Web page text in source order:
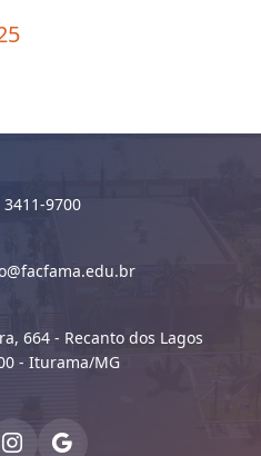
3411-9700
664 - Recanto dos Lagos
- Iturama/MG